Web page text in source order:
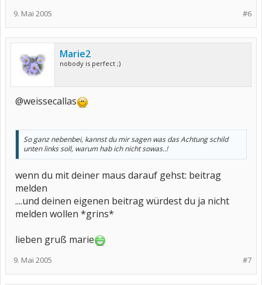
#6
9. Mai 2005
Marie2
nobody is perfect ;)
@weissecallas
So ganz nebenbei, kannst du mir sagen was das Achtung schild
unten links soll, warum hab ich nicht sowas..!
wenn du mit deiner maus darauf gehst: beitrag
melden
....und deinen eigenen beitrag würdest du ja nicht
melden wollen *grins*
lieben gruß marie
#7
9. Mai 2005